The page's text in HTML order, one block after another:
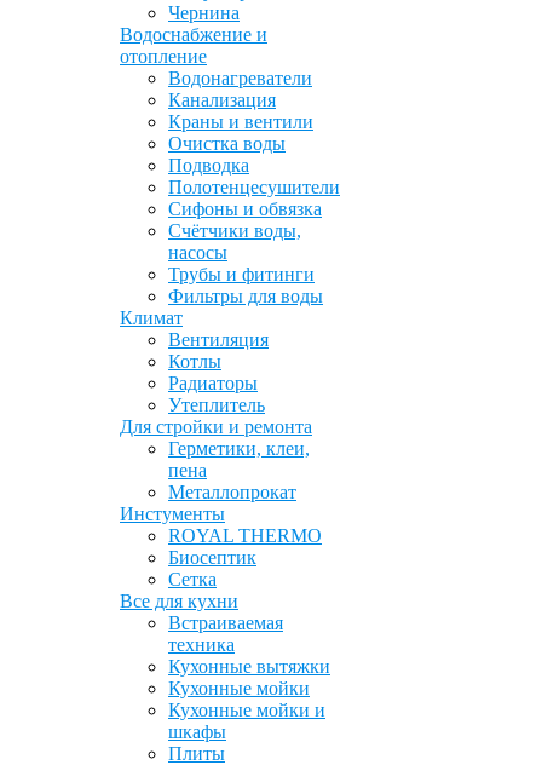
Чернина
Водоснабжение и
отопление
Водонагреватели
Канализация
Краны и вентили
Очистка воды
Подводка
Полотенцесушители
Сифоны и обвязка
Счётчики воды,
насосы
Трубы и фитинги
Фильтры для воды
Климат
Вентиляция
Котлы
Радиаторы
Утеплитель
Для стройки и ремонта
Герметики, клеи,
пена
Металлопрокат
Инстументы
ROYAL THERMO
Биосептик
Сетка
Все для кухни
Встраиваемая
техника
Кухонные вытяжки
Кухонные мойки
Кухонные мойки и
шкафы
Плиты